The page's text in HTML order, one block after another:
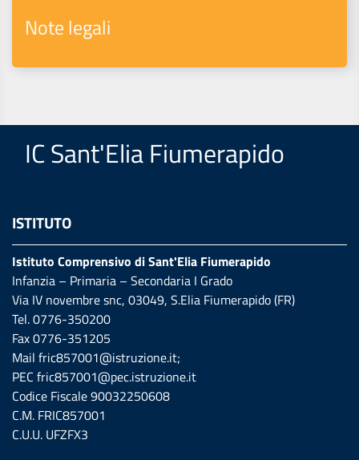
Note legali
IC Sant'Elia Fiumerapido
ISTITUTO
Istituto Comprensivo di Sant'Elia Fiumerapido
Infanzia – Primaria – Secondaria I Grado
Via IV novembre snc, 03049, S.Elia Fiumerapido (FR)
Tel. 0776-350200
Fax 0776-351205
Mail fric857001@istruzione.it;
PEC fric857001@pec.istruzione.it
Codice Fiscale 90032250608
C.M. FRIC857001
C.U.U. UFZFX3